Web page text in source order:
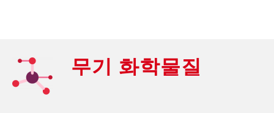
무기 화학물질